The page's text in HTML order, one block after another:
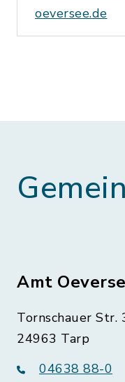
oeversee.de
Amt
Tornschauer Str.
24963 Tarp
04638 88-0